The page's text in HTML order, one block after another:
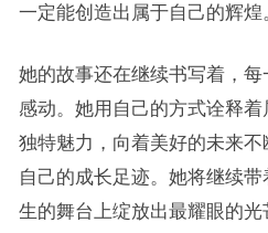
一定能创造出属于自己的辉煌
她的故事还在继续书写着，
感动。她用自己的方式诠释着
独特魅力，向着美好的未来
自己的成长足迹。她将继续
生的舞台上绽放出最耀眼的